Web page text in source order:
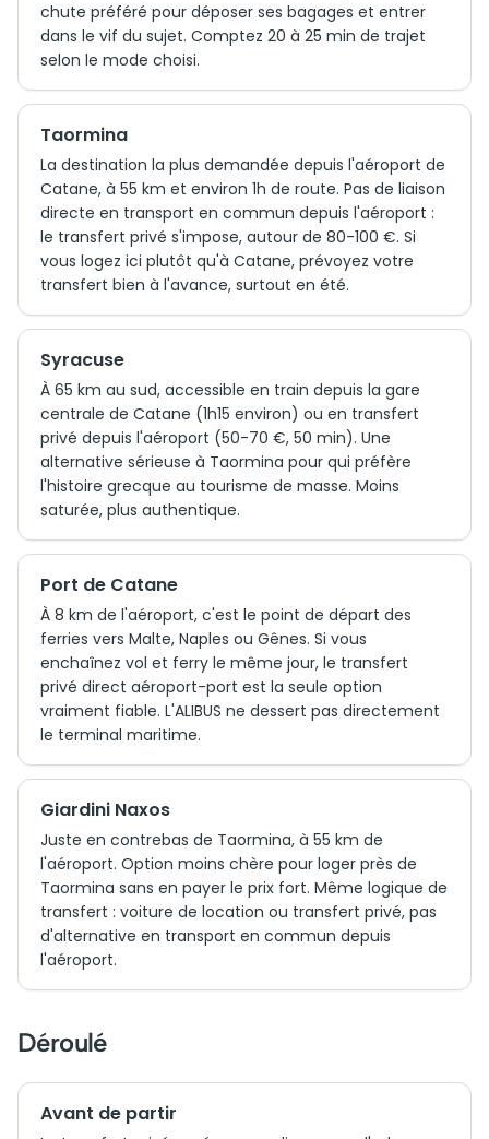
chute préféré pour déposer ses bagages et entrer
dans le vif du sujet. Comptez 20 à 25 min de trajet
selon le mode choisi.
Taormina
La destination la plus demandée depuis l'aéroport de
Catane, à 55 km et environ 1h de route. Pas de liaison
directe en transport en commun depuis l'aéroport :
le transfert privé s'impose, autour de 80-100 €. Si
vous logez ici plutôt qu'à Catane, prévoyez votre
transfert bien à l'avance, surtout en été.
Syracuse
À 65 km au sud, accessible en train depuis la gare
centrale de Catane (1h15 environ) ou en transfert
privé depuis l'aéroport (50-70 €, 50 min). Une
alternative sérieuse à Taormina pour qui préfère
l'histoire grecque au tourisme de masse. Moins
saturée, plus authentique.
Port de Catane
À 8 km de l'aéroport, c'est le point de départ des
ferries vers Malte, Naples ou Gênes. Si vous
enchaînez vol et ferry le même jour, le transfert
privé direct aéroport-port est la seule option
vraiment fiable. L'ALIBUS ne dessert pas directement
le terminal maritime.
Giardini Naxos
Juste en contrebas de Taormina, à 55 km de
l'aéroport. Option moins chère pour loger près de
Taormina sans en payer le prix fort. Même logique de
transfert : voiture de location ou transfert privé, pas
d'alternative en transport en commun depuis
l'aéroport.
Déroulé
Avant de partir